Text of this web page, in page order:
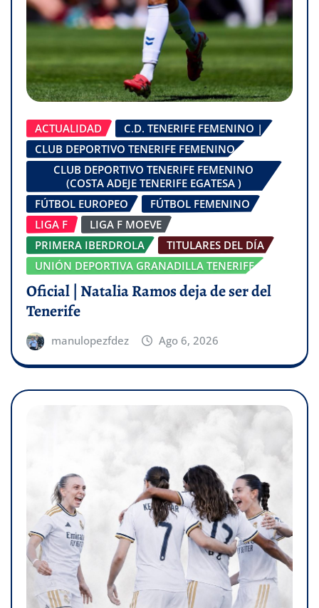
ACTUALIDAD
C.D. TENERIFE FEMENINO |
CLUB DEPORTIVO TENERIFE FEMENINO
CLUB DEPORTIVO TENERIFE FEMENINO
(COSTA ADEJE TENERIFE EGATESA )
FÚTBOL EUROPEO
FÚTBOL FEMENINO
LIGA F
LIGA F MOEVE
PRIMERA IBERDROLA
TITULARES DEL DÍA
UNIÓN DEPORTIVA GRANADILLA TENERIFE
Oficial | Natalia Ramos deja de ser del
Tenerife
manulopezfdez Ago 6, 2026